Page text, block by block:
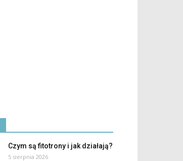
Czym są fitotrony i jak działają?
5 sierpnia 2026